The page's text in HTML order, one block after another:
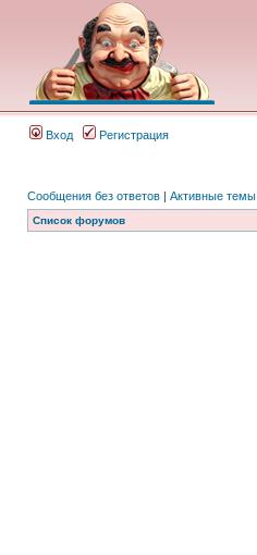
Вход Регистрация
Сообщения без ответов | Активные темы
Список форумов